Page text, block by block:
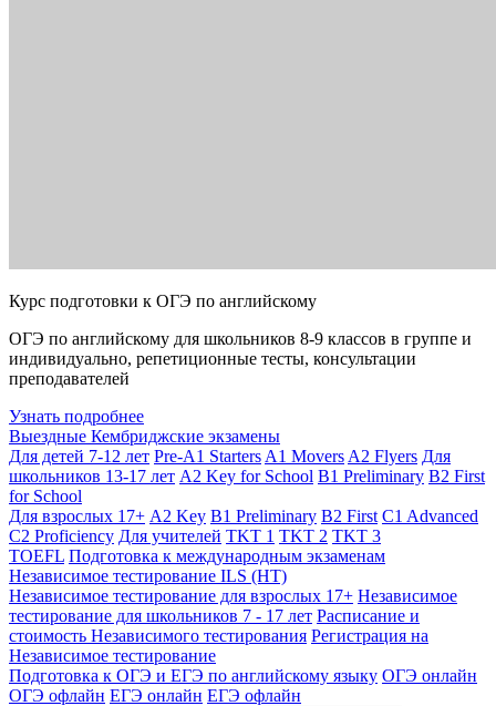
Курс подготовки к ОГЭ по английскому
ОГЭ по английскому для школьников 8-9 классов в группе и
индивидуально, репетиционные тесты, консультации
преподавателей
Узнать подробнее
Выездные Кембриджские экзамены
Для детей 7-12 лет Pre-A1 Starters A1 Movers A2 Flyers Для
школьников 13-17 лет A2 Key for School B1 Preliminary B2 First
for School
Для взрослых 17+ A2 Key B1 Preliminary B2 First C1 Advanced
C2 Proficiency Для учителей TKT 1 TKT 2 TKT 3
TOEFL Подготовка к международным экзаменам
Независимое тестирование ILS (НТ)
Независимое тестирование для взрослых 17+ Независимое
тестирование для школьников 7 - 17 лет Расписание и
стоимость Независимого тестирования Регистрация на
Независимое тестирование
Подготовка к ОГЭ и ЕГЭ по английскому языку ОГЭ онлайн
ОГЭ офлайн ЕГЭ онлайн ЕГЭ офлайн